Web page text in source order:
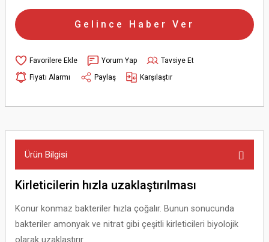
Gelince Haber Ver
Yorum Yap
Tavsiye Et
Fiyatı Alarmı
Paylaş Karşılaştır
Ürün Bilgisi
Kirleticilerin hızla uzaklaştırılması
Konur konmaz bakteriler hızla çoğalır. Bunun sonucunda
bakteriler amonyak ve nitrat gibi çeşitli kirleticileri biyolojik
olarak uzaklaştırır.